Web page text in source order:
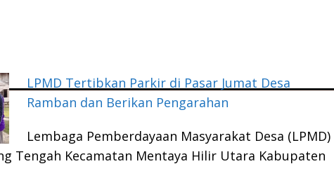
LPMD Tertibkan Parkir di Pasar Jumat Desa
Ramban dan Berikan Pengarahan
Lembaga Pemberdayaan Masyarakat Desa (LPMD)
Tengah Kecamatan Mentaya Hilir Utara Kabupaten